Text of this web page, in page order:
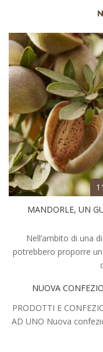
MANDORLE, UN
Nell’ambito di una
potrebbero proporre
NUOVA
PRODOTTI E
AD UNO Nuova